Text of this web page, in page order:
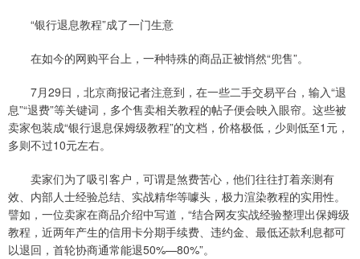
“银行退息教程”成了一门生意
在如今的网购平台上，一种特殊的商品正被悄然“兜售”。
7月29日，北京商报记者注意到，在一些二手交易平台，输入“退
息”“退费”等关键词，多个售卖相关教程的帖子便会映入眼帘。这些被
卖家包装成“银行退息保姆级教程”的文档，价格极低，少则低至1元，
多则不过10元左右。
卖家们为了吸引客户，可谓是煞费苦心，他们往往打着亲测有
效、内部人士经验总结、实战精华等噱头，极力渲染教程的实用性。
譬如，一位卖家在商品介绍中写道，“结合网友实战经验整理出保姆级
教程，近两年产生的信用卡分期手续费、违约金、最低还款利息都可
以退回，首轮协商通常能退50%—80%”。